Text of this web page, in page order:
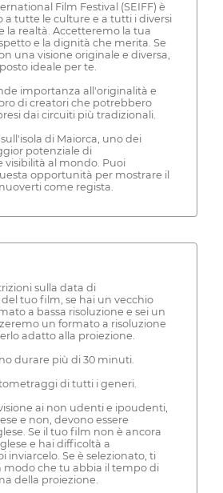
Film Festival (SEIFF) è
a tutte le culture e a tutti i diversi
la realtà. Accetteremo la tua
e la dignità che merita. Se
una visione originale e diversa,
ideale per te.
importanza all'originalità e
di creatori che potrebbero
dai circuiti più tradizionali.
di Maiorca, uno dei
potenziale di
visibilità al mondo. Puoi
opportunità per mostrare il
come regista.
sulla data di
tuo film, se hai un vecchio
a bassa risoluzione e sei un
un formato a risoluzione
adatto alla proiezione.
durare più di 30 minuti.
di tutti i generi.
ai non udenti e ipoudenti,
e non, devono essere
Se il tuo film non è ancora
e hai difficoltà a
inviarcelo. Se è selezionato, ti
modo che tu abbia il tempo di
della proiezione.